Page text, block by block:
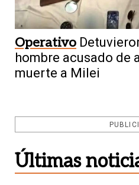
Operativo
hombre acusado de
muerte a Milei
Últimas